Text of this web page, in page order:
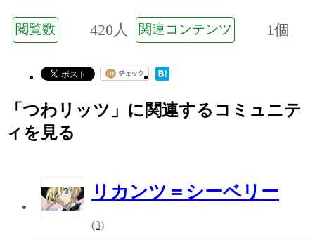
閲覧数 420人 関連コンテンツ 1個
「つわリッツ」に関連するコミュニテ
ィを見る
リカンツ＝シーベリー
(3)